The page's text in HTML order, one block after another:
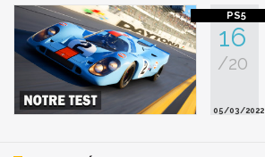
16
/20
05/03/2022